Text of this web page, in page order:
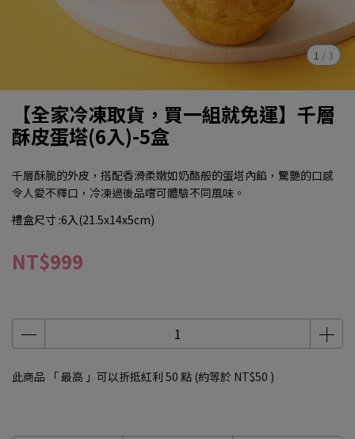
1 / 3
【全家冷凍取貨，買一組就免運】千層
酥皮蛋塔(6入)-5盒
千層酥脆的外皮，搭配香滑柔嫩如奶酪般的蛋塔內餡，驚艷的口感
令人愛不釋口，冷凍過後品嚐可體驗不同風味。
禮盒尺寸 :6入(21.5x14x5cm)
NT$999
此商品 「 最高 」可以折抵紅利 50 點 (約等於 NT$50 )